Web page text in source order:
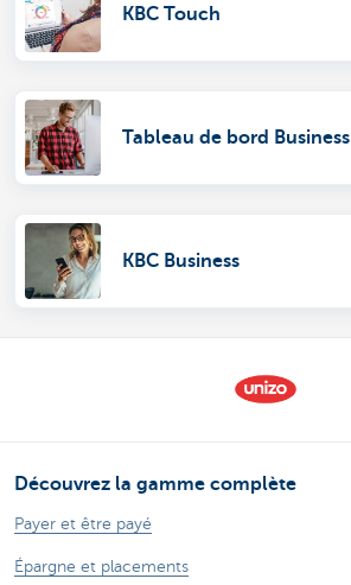
KBC Touch
Tableau de bord Business
KBC Business
Découvrez la gamme complète
Payer et être payé
Épargne et placements